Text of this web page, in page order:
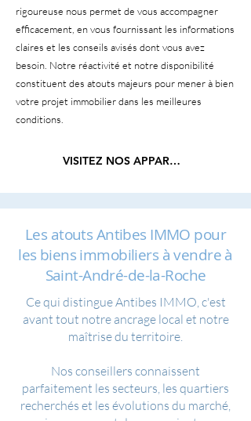
rigoureuse nous permet de vous accompagner
efficacement, en vous fournissant les informations
claires et les conseils avisés dont vous avez
besoin. Notre réactivité et notre disponibilité
constituent des atouts majeurs pour mener à bien
votre projet immobilier dans les meilleures
conditions.
VISITEZ NOS APPARTEMENTS
Les atouts Antibes IMMO pour
les biens immobiliers à vendre à
Saint-André-de-la-Roche
Ce qui distingue Antibes IMMO, c'est
avant tout notre ancrage local et notre
maîtrise du territoire.
Nos conseillers connaissent
parfaitement les secteurs, les quartiers
recherchés et les évolutions du marché,